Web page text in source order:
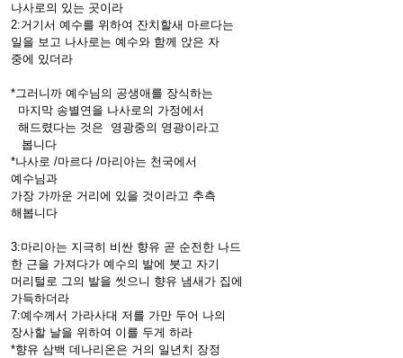
나사로의 있는 곳이라
2:거기서 예수를 위하여 잔치할새 마르다는
일을 보고 나사로는 예수와 함께 앉은 자
중에 있더라
*그러니까 예수님의 공생애를 장식하는
마지막 송별연을 나사로의 가정에서
해드렸다는 것은 영광중의 영광이라고
봅니다
*나사로 /마르다 /마리아는 천국에서
예수님과
가장 가까운 거리에 있을 것이라고 추측
해봅니다
3:마리아는 지극히 비싼 향유 곧 순전한 나드
한 근을 가져다가 예수의 발에 붓고 자기
머리털로 그의 발을 씻으니 향유 냄새가 집에
가득하더라
7:예수께서 가라사대 저를 가만 두어 나의
장사할 날을 위하여 이를 두게 하라
*향유 삼백 데나리온은 거의 일년치 장정